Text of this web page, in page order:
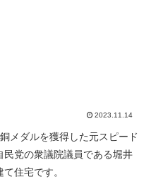
2023.11.14
メダルを獲得した元スピード
民党の衆議院議員である堀井
住宅です。